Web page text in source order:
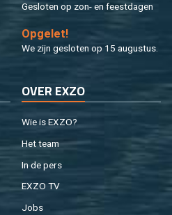
Ge­slo­ten op zon- en feest­da­gen
Op­ge­let!
We zijn ge­slo­ten op 15 au­gus­tus.
OVER EXZO
Wie is EXZO?
Het team
In de pers
EXZO TV
Jobs